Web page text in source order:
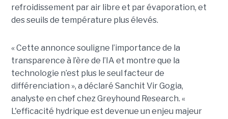
refroidissement par air libre et par évaporation, et
des seuils de température plus élevés.
« Cette annonce souligne l’importance de la
transparence à l’ère de l’IA et montre que la
technologie n’est plus le seul facteur de
différenciation », a déclaré Sanchit Vir Gogia,
analyste en chef chez Greyhound Research. «
L'efficacité hydrique est devenue un enjeu majeur